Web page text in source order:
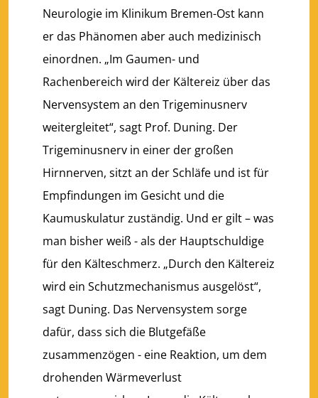
Neurologie im Klinikum Bremen-Ost kann
er das Phänomen aber auch medizinisch
einordnen. „Im Gaumen- und
Rachenbereich wird der Kältereiz über das
Nervensystem an den Trigeminusnerv
weitergleitet“, sagt Prof. Duning. Der
Trigeminusnerv in einer der großen
Hirnnerven, sitzt an der Schläfe und ist für
Empfindungen im Gesicht und die
Kaumuskulatur zuständig. Und er gilt – was
man bisher weiß - als der Hauptschuldige
für den Kälteschmerz. „Durch den Kältereiz
wird ein Schutzmechanismus ausgelöst“,
sagt Duning. Das Nervensystem sorge
dafür, dass sich die Blutgefäße
zusammenzögen - eine Reaktion, um dem
drohenden Wärmeverlust